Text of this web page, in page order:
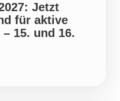
Jetzt
für aktive
15. und 16.